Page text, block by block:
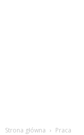
Strona główna Praca